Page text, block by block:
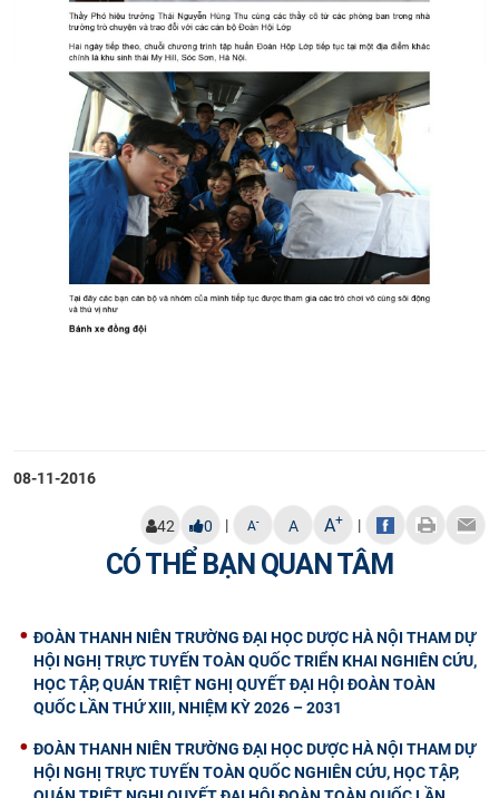
08-11-2016
42 0 | A- A A+ |
CÓ THỂ BẠN QUAN TÂM
ĐOÀN THANH NIÊN TRƯỜNG ĐẠI HỌC DƯỢC HÀ NỘI THAM DỰ
HỘI NGHỊ TRỰC TUYẾN TOÀN QUỐC TRIỂN KHAI NGHIÊN CỨU,
HỌC TẬP, QUÁN TRIỆT NGHỊ QUYẾT ĐẠI HỘI ĐOÀN TOÀN
QUỐC LẦN THỨ XIII, NHIỆM KỲ 2026 – 2031
ĐOÀN THANH NIÊN TRƯỜNG ĐẠI HỌC DƯỢC HÀ NỘI THAM DỰ
HỘI NGHỊ TRỰC TUYẾN TOÀN QUỐC NGHIÊN CỨU, HỌC TẬP,